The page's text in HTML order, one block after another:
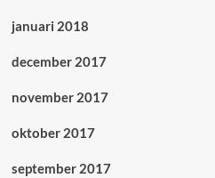
januari 2018
december 2017
november 2017
oktober 2017
september 2017